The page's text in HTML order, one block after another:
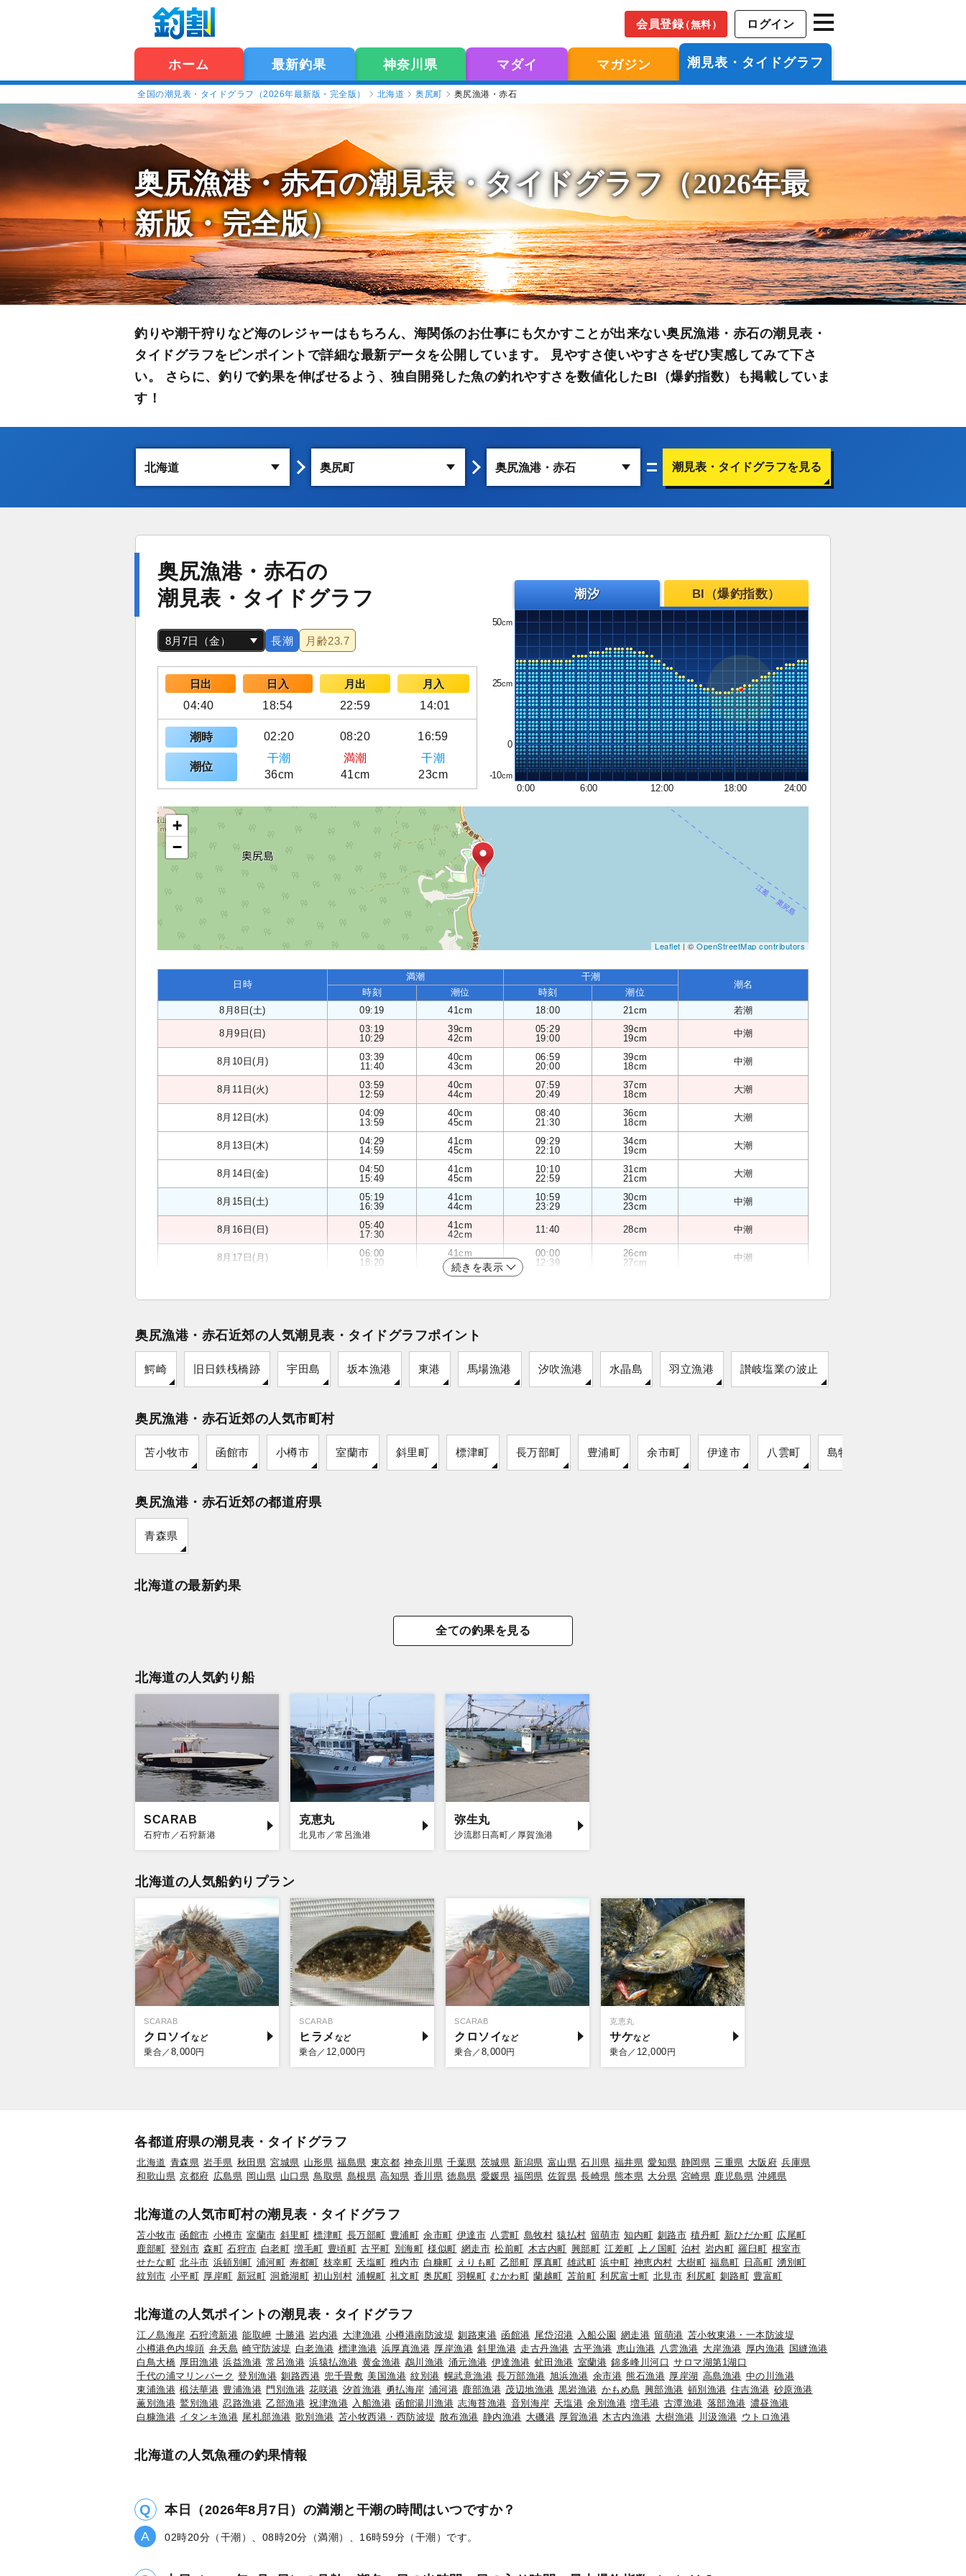
会員登録（無料） ログイン
ホーム 最新釣果 神奈川県 マダイ マガジン 潮見表・タイドグラフ
全国の潮見表・タイドグラフ（2026年最新版・完全版） 北海道 奥尻町 奥尻漁港・赤石
奥尻漁港・赤石の潮見表・タイドグラフ（2026年最
新版・完全版）
釣りや潮干狩りなど海のレジャーはもちろん、海関係のお仕事にも欠かすことが出来ない奥尻漁港・赤石の潮見表・
タイドグラフをピンポイントで詳細な最新データを公開しています。 見やすさ使いやすさをぜひ実感してみて下さ
い。 さらに、釣りで釣果を伸ばせるよう、独自開発した魚の釣れやすさを数値化したBI（爆釣指数）も掲載していま
す！
潮見表・タイドグラフを見る
奥尻漁港・赤石の
潮見表・タイドグラフ
長潮 月齢23.7
日出 日入 月出
月入
04:40
18:54 22:59 14:01
潮時 02:20 08:20 16:59
潮位
干潮 満潮
干潮
36cm
41cm 23cm
潮汐 BI（爆釣指数）
50
25
0
-10
0:00
6:00 12:00 18:00 24:00
+
−
Leaflet| ©OpenStreetMap contributors
日時
満潮 干潮
潮名
時刻 潮位 時刻
潮位
8月8日(土)
09:19 41cm 18:00 21cm 若潮
8月9日(日)
03:19
10:29
39cm
42cm
05:29
19:00
39cm
19cm
中潮
8月10日(月)
03:39
11:40
40cm
43cm
06:59
20:00
39cm
18cm
中潮
8月11日(火)
03:59
12:59
40cm
44cm
07:59
20:49
37cm
18cm
大潮
8月12日(水)
04:09
13:59
40cm
45cm
08:40
21:30
36cm
18cm
大潮
8月13日(木)
04:29
14:59
41cm
45cm
09:29
22:10
34cm
19cm
大潮
8月14日(金)
04:50
15:49
41cm
45cm
10:10
22:59
31cm
21cm
大潮
8月15日(土)
05:19
16:39
41cm
44cm
10:59
23:29
30cm
23cm
中潮
8月16日(日)
05:40
17:30
41cm
42cm
11:40 28cm 中潮
8月17日(月)
06:00
18:20
41cm
40cm
00:00
12:39
26cm
27cm
中潮
続きを表示
奥尻漁港・赤石近郊の人気潮見表・タイドグラフポイント
鰐崎 旧日鉄桟橋跡 宇田島 坂本漁港 東港 馬場漁港 汐吹漁港 水晶島 羽立漁港 讃岐塩業の波止
奥尻漁港・赤石近郊の人気市町村
苫小牧市 函館市 小樽市 室蘭市 斜里町 標津町 長万部町 豊浦町 余市町 伊達市 八雲町 島牧村
奥尻漁港・赤石近郊の都道府県
青森県
北海道の最新釣果
全ての釣果を見る
北海道の人気釣り船
SCARAB
石狩市／石狩新港
克恵丸
北見市／常呂漁港
弥生丸
沙流郡日高町／厚賀漁港
北海道の人気船釣りプラン
SCARAB
クロソイ
乗合／ 8,000円
SCARAB
ヒラメ
乗合／ 12,000円
SCARAB
クロソイ
乗合／ 8,000円
克恵丸
サケ
乗合／ 12,000円
各都道府県の潮見表・タイドグラフ
北海道 青森県 岩手県 秋田県 宮城県 山形県 福島県 東京都 神奈川県 千葉県 茨城県 新潟県 富山県 石川県 福井県 愛知県 静岡県 三重県 大阪府 兵庫県
和歌山県 京都府 広島県 岡山県 山口県 鳥取県 島根県 高知県 香川県 徳島県 愛媛県 福岡県 佐賀県 長崎県 熊本県 大分県 宮崎県 鹿児島県 沖縄県
北海道の人気市町村の潮見表・タイドグラフ
苫小牧市 函館市 小樽市 室蘭市 斜里町 標津町 長万部町 豊浦町 余市町 伊達市 八雲町 島牧村 猿払村 留萌市 知内町 釧路市 積丹町 新ひだか町 広尾町
鹿部町 登別市 森町 石狩市 白老町 増毛町 豊頃町 古平町 別海町 様似町 網走市 松前町 木古内町 興部町 江差町 上ノ国町 泊村 岩内町 羅臼町 根室市
せたな町 北斗市 浜頓別町 浦河町 寿都町 枝幸町 天塩町 稚内市 白糠町 えりも町 乙部町 厚真町 雄武町 浜中町 神恵内村 大樹町 福島町 日高町 湧別町
紋別市 小平町 厚岸町 新冠町 洞爺湖町 初山別村 浦幌町 礼文町 奥尻町 羽幌町 むかわ町 蘭越町 苫前町 利尻富士町 北見市 利尻町 釧路町 豊富町
北海道の人気ポイントの潮見表・タイドグラフ
江ノ島海岸 石狩湾新港 能取岬 十勝港 岩内港 大津漁港 小樽港南防波堤 釧路東港 函館港 尾岱沼港 入船公園 網走港 留萌港 苫小牧東港・一本防波堤
小樽港色内埠頭 弁天島 崎守防波堤 白老漁港 標津漁港 浜厚真漁港 厚岸漁港 斜里漁港 走古丹漁港 古平漁港 恵山漁港 八雲漁港 大岸漁港 厚内漁港 国縫漁港
白鳥大橋 厚田漁港 浜益漁港 常呂漁港 浜猿払漁港 黄金漁港 鵡川漁港 涌元漁港 伊達漁港 虻田漁港 室蘭港 錦多峰川河口 サロマ湖第1湖口
千代の浦マリンパーク 登別漁港 釧路西港 兜千畳敷 美国漁港 紋別港 幌武意漁港 長万部漁港 旭浜漁港 余市港 熊石漁港 厚岸湖 高島漁港 中の川漁港
東浦漁港 椴法華港 豊浦漁港 門別漁港 花咲港 汐首漁港 勇払海岸 浦河港 鹿部漁港 茂辺地漁港 黒岩漁港 かもめ島 興部漁港 頓別漁港 住吉漁港 砂原漁港
薫別漁港 鷲別漁港 忍路漁港 乙部漁港 祝津漁港 入船漁港 函館湯川漁港 志海苔漁港 音別海岸 天塩港 余別漁港 増毛港 古潭漁港 落部漁港 濃昼漁港
白糠漁港 イタンキ漁港 尾札部漁港 歌別漁港 苫小牧西港・西防波堤 散布漁港 静内漁港 大磯港 厚賀漁港 木古内漁港 大樹漁港 川汲漁港 ウトロ漁港
北海道の人気魚種の釣果情報
本日（2026年8月7日）の満潮と干潮の時間はいつですか？
02時20分（干潮）、08時20分（満潮）、16時59分（干潮）です。